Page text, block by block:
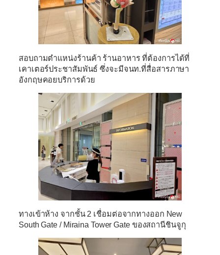
สอบถามตำแหน่งร้านค้า ร้านอาหาร ที่ต้องการได้ที่
เคาเตอร์ประชาสัมพันธ์ ซึ่งจะมีจนท.ที่สื่อสารภาษา
อังกฤษคอยบริการด้วย
ทางเข้าห้าง จากชั้น 2 เชื่อมต่อจากทางออก New
South Gate / Miraina Tower Gate ของสถานีชินจูกุ